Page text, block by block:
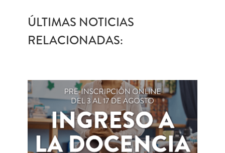
ÚLTIMAS NOTICIAS
RELACIONADAS: